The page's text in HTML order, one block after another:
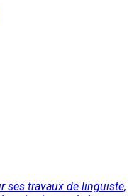
ses travaux de linguiste,